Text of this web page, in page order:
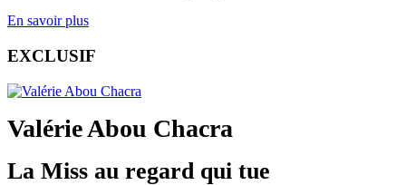
En savoir plus
EXCLUSIF
Valérie Abou Chacra
La Miss au regard qui tue